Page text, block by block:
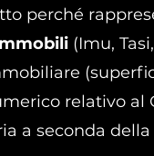
perché
(Imu,
relativo al
a seconda